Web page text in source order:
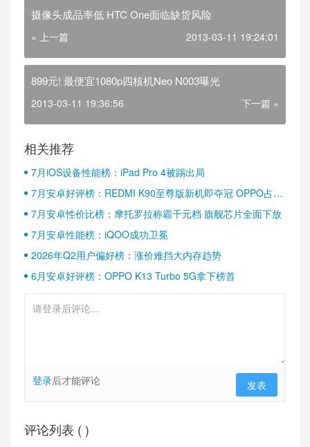
摄像头成品率低 HTC One面临缺货风险
« 上一篇 2013-03-11 19:24:01
899元! 最便宜1080p四核机Neo N003曝光
2013-03-11 19:36:56 下一篇 »
相关推荐
7月iOS设备性能榜：iPad Pro 4被踢出局
7月安卓好评榜：REDMI K90至尊版新机即夺冠 OPPO占据
半壁江山
7月安卓性价比榜：摩托罗拉称霸千元档 旗舰芯片全面下放
7月安卓性能榜：iQOO成功卫冕
2026年Q2用户偏好榜：涨价难挡大内存趋势
6月安卓好评榜：OPPO K13 Turbo 5G拿下榜首
登录后才能评论 发表
评论列表 ( )